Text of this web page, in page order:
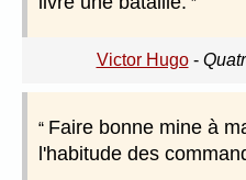
Victor Hugo-
Faire bonne mine à
l'habitude des